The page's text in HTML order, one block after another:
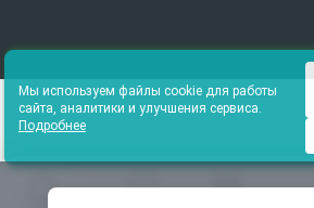
Мы используем файлы cookie для работы
сайта, аналитики и улучшения сервиса.
Подробнее